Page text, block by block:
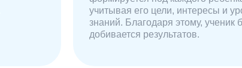
учитывая его цели, интересы и
знаний. Благодаря этому, ученик
добивается результатов.